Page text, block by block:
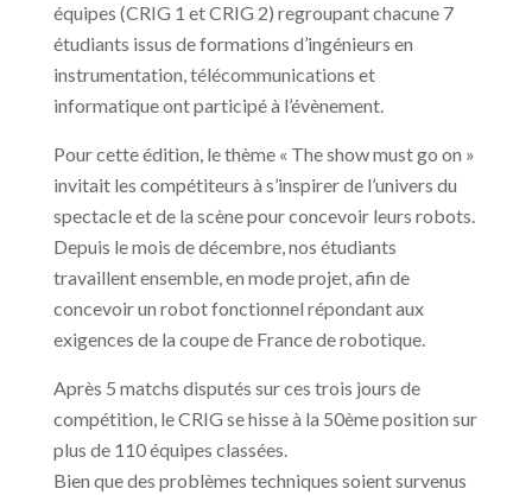
équipes (CRIG 1 et CRIG 2) regroupant chacune 7
étudiants issus de formations d’ingénieurs en
instrumentation, télécommunications et
informatique ont participé à l’évènement.
Pour cette édition, le thème « The show must go on »
invitait les compétiteurs à s’inspirer de l’univers du
spectacle et de la scène pour concevoir leurs robots.
Depuis le mois de décembre, nos étudiants
travaillent ensemble, en mode projet, afin de
concevoir un robot fonctionnel répondant aux
exigences de la coupe de France de robotique.
Après 5 matchs disputés sur ces trois jours de
compétition, le CRIG se hisse à la 50ème position sur
plus de 110 équipes classées.
Bien que des problèmes techniques soient survenus